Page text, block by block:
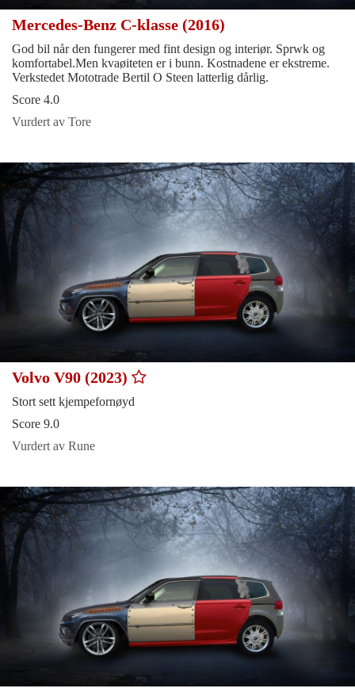
Mercedes-Benz C-klasse (2016)
God bil når den fungerer med fint design og interiør. Sprwk og
komfortabel.Men kvaøiteten er i bunn. Kostnadene er ekstreme.
Verkstedet Mototrade Bertil O Steen latterlig dårlig.
Score 4.0
Vurdert av Tore
Volvo V90 (2023)
Stort sett kjempefornøyd
Score 9.0
Vurdert av Rune